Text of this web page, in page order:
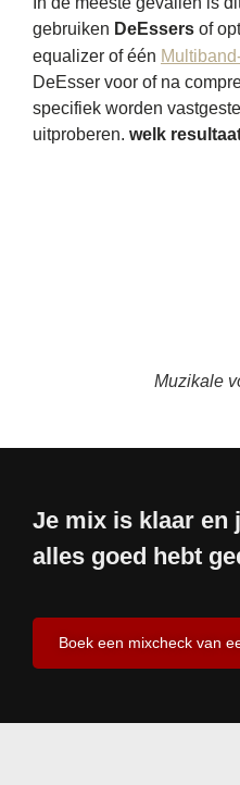
gebruiken DeEssers of
equalizer of één
DeEsser voor of na
specifiek worden
uitproberen. welk
Muzikale
Je mix is ​​klaar en
alles goed hebt
Boek een mixcheck van